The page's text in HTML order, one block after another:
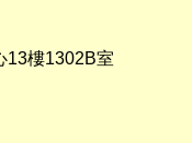
13樓1302B室